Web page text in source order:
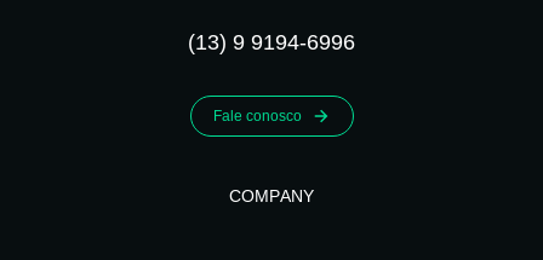
(13) 9 9194-6996
Fale conosco
COMPANY